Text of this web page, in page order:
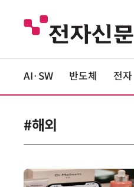
AI·SW 반도체 전자
#해외